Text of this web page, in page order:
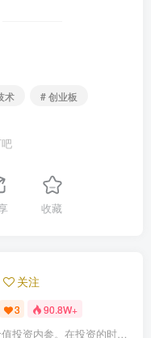
术 # 创业板
收藏
关注
3 90.8W+
每个炒股人都应该有的价值投资内参。在投资的时候，我们把自己看成是企业分析师——而不是市场分析师，也不是宏观经济分析师，更不是证券分析师。